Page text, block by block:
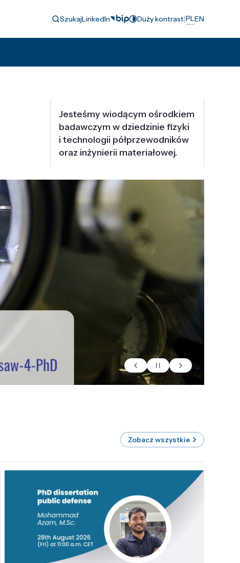
SzukajLinkedIn Duży kontrast|PLEN
Jesteśmy wiodącym ośrodkiem
badawczym w dziedzinie fizyki
i technologii półprzewodników
oraz inżynierii materiałowej.
Zobacz wszystkie